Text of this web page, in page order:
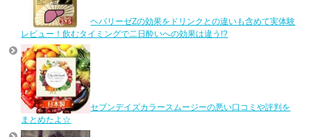
ヘパリーゼZの効果をドリンクとの違いも含めて実体験
レビュー！飲むタイミングで二日酔いへの効果は違う!?
セブンデイズカラースムージーの悪い口コミや評判を
まとめたよ☆